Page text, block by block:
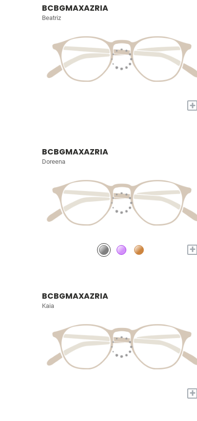
BCBGMAXAZRIA
Beatriz
+
BCBGMAXAZRIA
Doreena
+
BCBGMAXAZRIA
Kaia
+